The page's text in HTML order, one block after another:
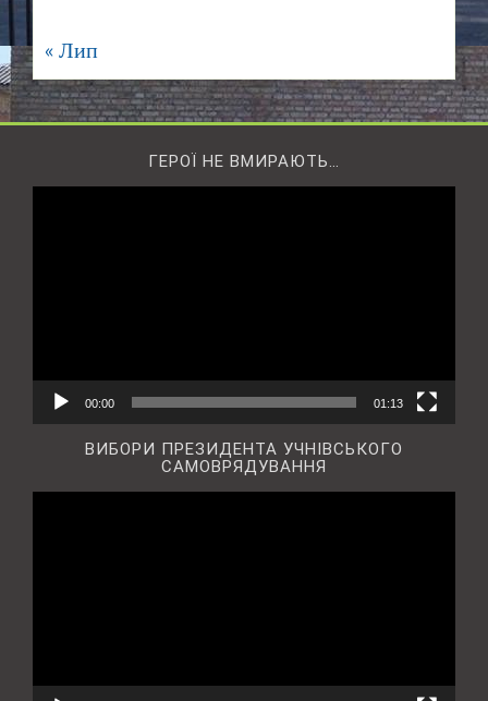
« Лип
ГЕРОЇ НЕ ВМИРАЮТЬ…
00:00 01:13
ВИБОРИ ПРЕЗИДЕНТА УЧНІВСЬКОГО
САМОВРЯДУВАННЯ